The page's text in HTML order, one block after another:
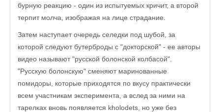
бурную реакцию - один из испытуемых кричит, а второй
терпит молча, изображая на лице страдание.
Затем наступает очередь селедки под шубой, за
которой следуют бутерброды с "докторской" - ее авторы
видео называют "русской болонской колбасой".
"Русскую болонскую" сменяют маринованные
помидоры, которые приходятся по вкусу практически
всем участникам эксперимента, а вслед за ними на
тарелках вновь появляется kholodets, но уже без